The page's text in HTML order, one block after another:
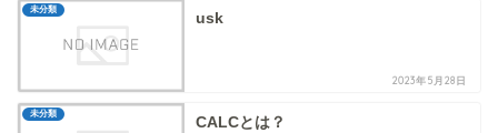
未分類 usk
2023年5月28日
未分類 CALCとは？